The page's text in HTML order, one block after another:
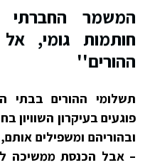
המשמר
חותמות גומי,
ההורים''
תשלומי ההורים בבתי
פוגעים בעיקרון השוויון
ובהוריהם ומשפילים
– אבל הכנסת ממשיכה